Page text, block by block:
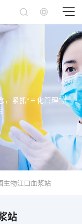
，紧抓“三化管理”，
生物江口血浆站
站